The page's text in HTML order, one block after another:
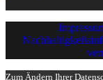
Zum Ändern Ihrer